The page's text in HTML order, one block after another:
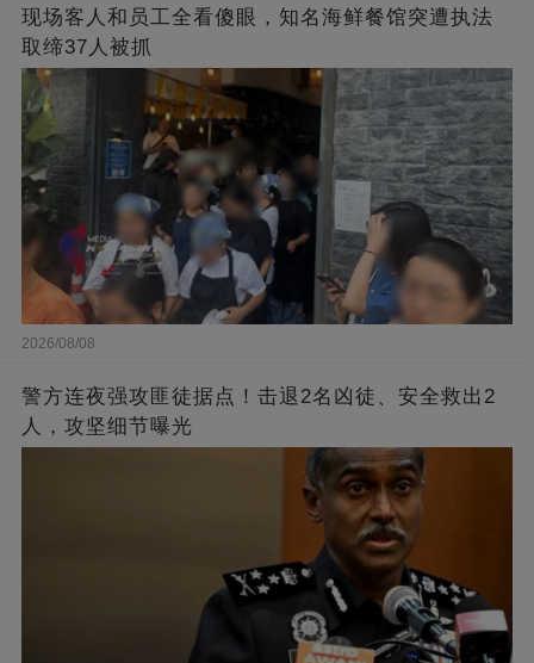
现场客人和员工全看傻眼，知名海鲜餐馆突遭执法
取缔37人被抓
2026/08/08
警方连夜强攻匪徒据点！击退2名凶徒、安全救出2
人，攻坚细节曝光